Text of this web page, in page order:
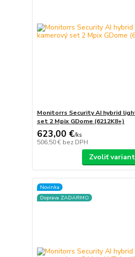
Monitorrs Security AI hybrid
set 2 Mpix GDome (6212K8+)
623,00 €/ks
506,50 € bez DPH
Zvoliť variant
Novinka
Doprava ZADARMO